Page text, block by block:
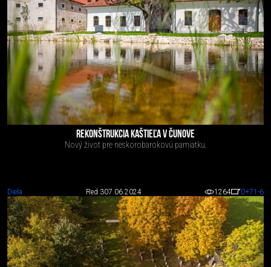
REKONŠTRUKCIA KAŠTIEĽA V ČUNOVE
Nový život pre neskorobarokovú pamiatku.
Diela Red 307.06.2024 1264 0+71 -6